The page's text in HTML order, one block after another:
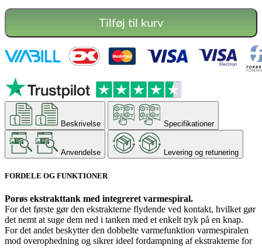
Tilføj til kurv
Beskrivelse Specifikationer
Anvendelse Levering og retunering
FORDELE OG FUNKTIONER
Porøs ekstrakttank med integreret varmespiral.
For det første gør den ekstrakterne flydende ved kontakt, hvilket gør
det nemt at suge dem ned i tanken med et enkelt tryk på en knap.
For det andet beskytter den dobbelte varmefunktion varmespiralen
mod overophedning og sikrer ideel fordampning af ekstrakterne for